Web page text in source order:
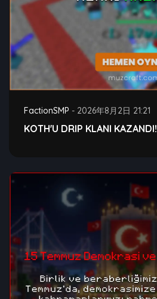
FactionSMP - 2026年8月2日 21:21
KOTH'U DRIP KLANI KAZANDI!